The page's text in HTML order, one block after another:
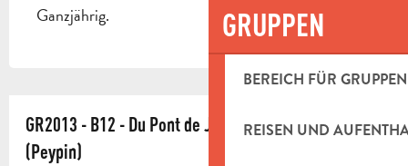
GRUPPEN
BEREICH FÜR GRUPPEN
REISEN UND
Ganzjährig.
GR2013 - B12 - Du Pont de Joux (Auriol) à Valdonne
(Peypin)